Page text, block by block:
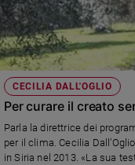
Sport
Interviste
Papa
Papa
Chiesa
Chiesa
CECILIA DALL'OGLIO
Per curare il creato
Parla la direttrice dei
per il clima. Cecilia
in Siria nel 2013. «La sua